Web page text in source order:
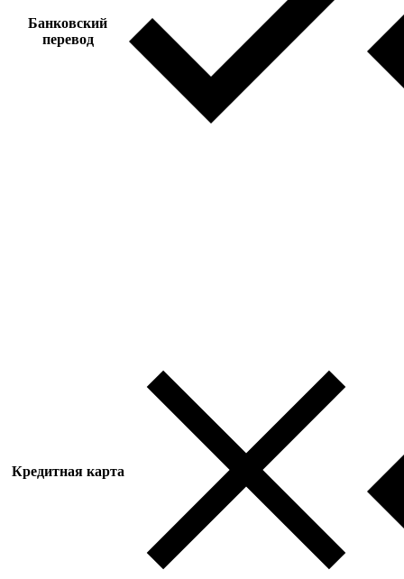
Банковский
перевод
Кредитная карта